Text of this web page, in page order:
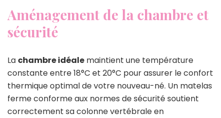
Aménagement de la chambre et
sécurité
La chambre idéale maintient une température
constante entre 18°C et 20°C pour assurer le confort
thermique optimal de votre nouveau-né. Un matelas
ferme conforme aux normes de sécurité soutient
correctement sa colonne vertébrale en